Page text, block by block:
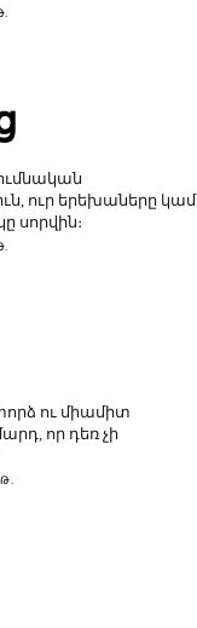
ուր երեխաները կամ
սորվին։
ու միամիտ
որ դեռ չի